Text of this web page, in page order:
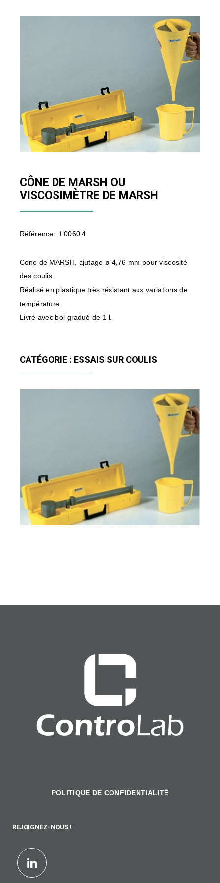
CÔNE DE MARSH OU
VISCOSIMÈTRE DE MARSH
Référence : L0060.4
Cone de MARSH, ajutage ø 4,76 mm pour viscosité
des coulis.
Réalisé en plastique très résistant aux variations de
température.
Livré avec bol gradué de 1 l.
CATÉGORIE : ESSAIS SUR COULIS
POLITIQUE DE CONFIDENTIALITÉ
REJOIGNEZ-NOUS !